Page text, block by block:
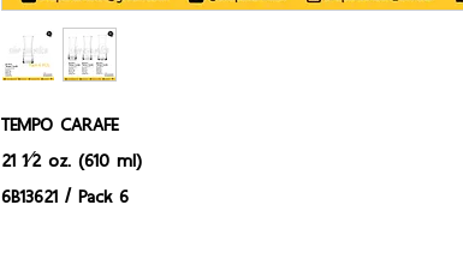
TEMPO CARAFE
21 1⁄2 oz. (610 ml)
6B13621 / Pack 6